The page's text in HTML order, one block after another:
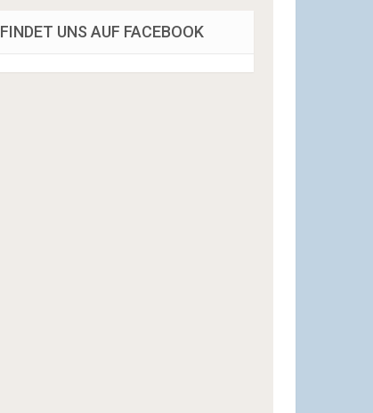
FINDET UNS AUF FACEBOOK